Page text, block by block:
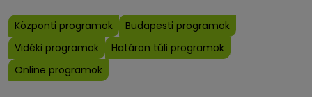
Központi programok
Budapesti programok
Vidéki programok
Határon túli programok
Online programok